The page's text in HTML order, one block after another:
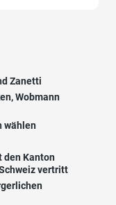
Zanetti
Wobmann
wählen
den Kanton
vertritt